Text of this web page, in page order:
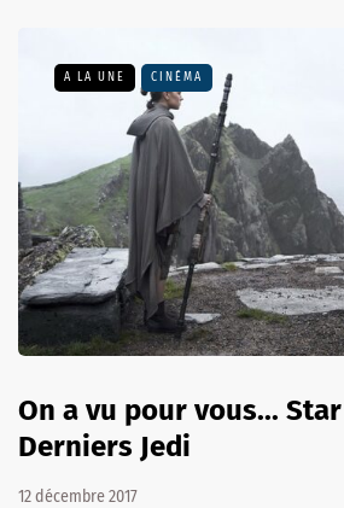
A LA UNE CINÉMA
On a vu pour vous... Star
Derniers Jedi
12 décembre 2017